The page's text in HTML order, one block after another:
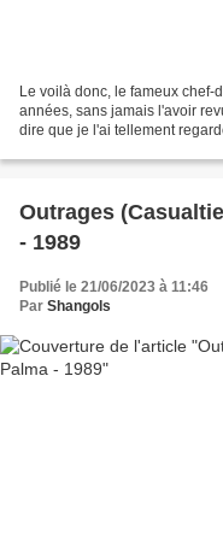
Le voilà donc, le fameux
années, sans jamais l'avoir
dire que je l'ai tellement
Outrages
- 1989
Publié le 21/06/2023 à 11:46
Par Shangols